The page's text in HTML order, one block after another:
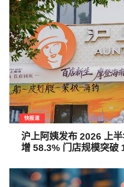
快报道
沪上阿姨发布 2026 上
增 58.3% 门店规模突破